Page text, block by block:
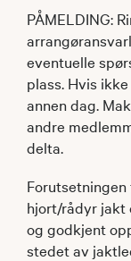
PÅMELDING:
eventuelle
plass. Hvis
annen dag.
andre
delta.
hjort/rådyr jakt
og godkjent
stedet av